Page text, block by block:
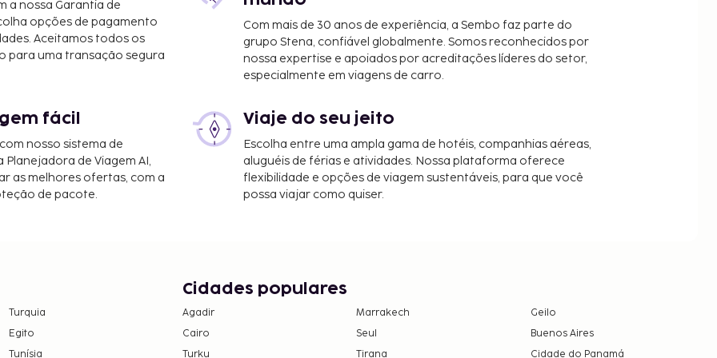
- 36,8 km/22,9 mi
numa das 7
diferente, por
grátis e de uma área
forma com um
diariamente
Este imposto não
a nossa Garantia de
opções de pagamento
Aceitamos todos os
para uma transação segura
Com mais de 30 anos de experiência, a Sembo faz parte do
grupo Stena, confiável globalmente. Somos reconhecidos por
nossa expertise e apoiados por acreditações líderes do setor,
especialmente em viagens de carro.
fácil
nosso sistema de
Planejadora de Viagem AI,
as melhores ofertas, com a
de pacote.
Viaje do seu jeito
Escolha entre uma ampla gama de hotéis, companhias aéreas,
aluguéis de férias e atividades. Nossa plataforma oferece
flexibilidade e opções de viagem sustentáveis, para que você
possa viajar como quiser.
Turquia
Egito
Tunísia
Cidades populares
Agadir Marrakech
Geilo
Cairo
Seul
Buenos Aires
Turku
Tirana
Cidade do Panamá